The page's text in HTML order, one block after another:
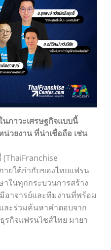
ภาวะเศรษฐกิจแบบนี้
วยงาน ที่น่าเชื่อถือ เช่น
(ThaiFranchise
ายใต้กำกับของไทยแฟรน
าในทุกกระบวนการสร้าง
อาจารย์และทีมงานที่พร้อม
ละร่วมค้นหาคำตอบจาก
รกิจแฟรนไชส์ไทย มายา